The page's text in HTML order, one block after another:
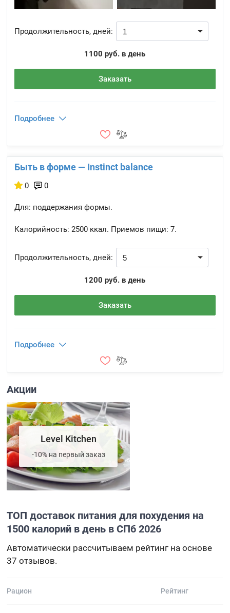
Продолжительность, дней:
1100 руб. в день
Заказать
Подробнее
Быть в форме — Instinct balance
0 0
Для: поддержания формы.
Калорийность: 2500 ккал. Приемов пищи: 7.
Продолжительность, дней:
1200 руб. в день
Заказать
Подробнее
Акции
Level Kitchen
-10% на первый заказ
ТОП доставок питания для похудения на
1500 калорий в день в СПб 2026
Автоматически рассчитываем рейтинг на основе
37 отзывов.
Рацион Рейтинг